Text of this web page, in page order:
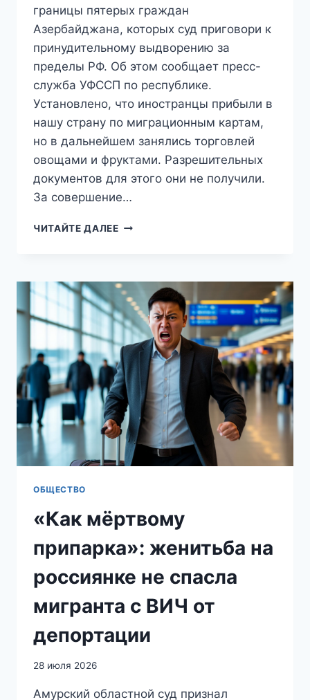
границы пятерых граждан
Азербайджана, которых суд приговори к
принудительному выдворению за
пределы РФ. Об этом сообщает пресс-
служба УФССП по республике.
Установлено, что иностранцы прибыли в
нашу страну по миграционным картам,
но в дальнейшем занялись торговлей
овощами и фруктами. Разрешительных
документов для этого они не получили.
За совершение…
ЧИТАЙТЕ ДАЛЕЕПЯТЕРЫХ
РОССИИ
ЗА
НЕЛЕГАЛЬНУЮ
ТОРГОВЛЮ
ПОМИДОРАМИ
ОБЩЕСТВО
«Как мёртвому
припарка»: женитьба на
россиянке не спасла
мигранта с ВИЧ от
депортации
28 июля 2026
Амурский областной суд признал